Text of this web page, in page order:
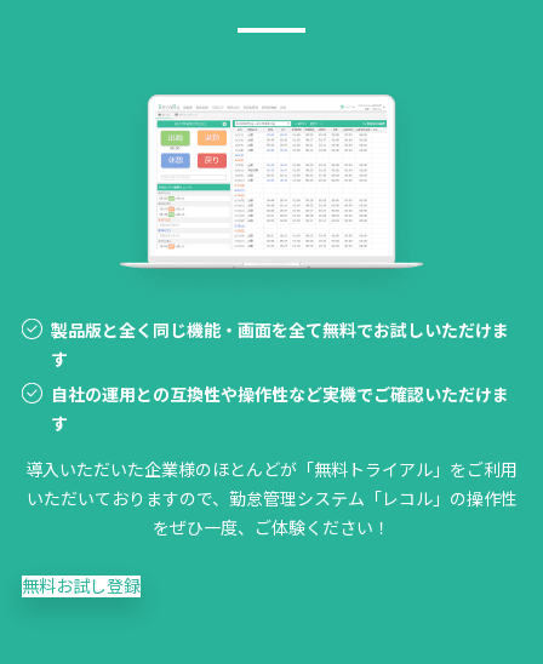
製品版と全く同じ機能・画面を全て無料でお試しいただけま
す
自社の運用との互換性や操作性など実機でご確認いただけま
す
導入いただいた企業様のほとんどが「無料トライアル」をご利用
いただいておりますので、勤怠管理システム「レコル」の操作性
をぜひ一度、ご体験ください！
無料お試し登録